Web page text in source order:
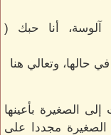
أنا حبك (
حالها، وتعالي هنا
الصغيرة بأعينها
الصغيرة مجددا على